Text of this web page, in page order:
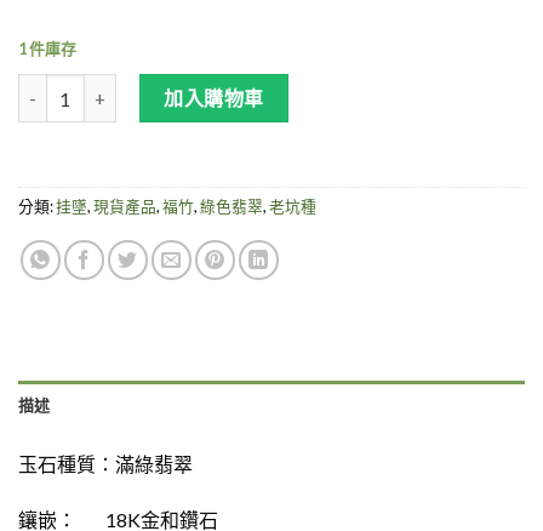
1 件庫存
滿綠翡翠-竹報平安掛墜 數量
加入購物車
分類:挂墜,現貨產品,福竹,綠色翡翠,老坑種
描述
玉石種質： 滿綠翡翠
鑲嵌： 18K金和鑽石